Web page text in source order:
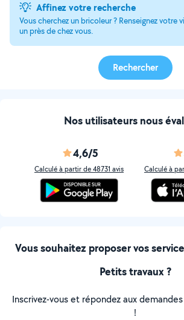
Affinez votre recherche
Vous cherchez un bricoleur ? Renseignez votre
un près de chez vous.
Rechercher
Nos utilisateurs nous
4,6/5
Calculé à partir de 48731 avis Calculé à
Vous souhaitez proposer vos
Petits travaux ?
Inscrivez-vous et répondez aux
!